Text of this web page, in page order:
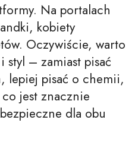
Na portalach
kobiety
Oczywiście, warto
styl – zamiast pisać
lepiej pisać o chemii,
jest znacznie
dla obu